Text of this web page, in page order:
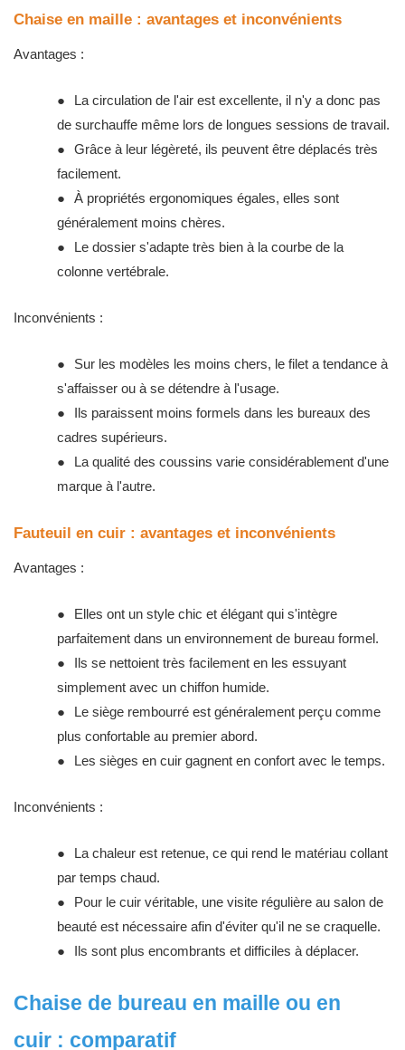
Chaise en maille : avantages et inconvénients
Avantages :
●
La circulation de l'air est excellente, il n'y a donc pas
de surchauffe même lors de longues sessions de travail.
●
Grâce à leur légèreté, ils peuvent être déplacés très
facilement.
●
À propriétés ergonomiques égales, elles sont
généralement moins chères.
●
Le dossier s'adapte très bien à la courbe de la
colonne vertébrale.
Inconvénients :
●
Sur les modèles les moins chers, le filet a tendance à
s'affaisser ou à se détendre à l'usage.
●
Ils paraissent moins formels dans les bureaux des
cadres supérieurs.
●
La qualité des coussins varie considérablement d'une
marque à l'autre.
Fauteuil en cuir : avantages et inconvénients
Avantages :
●
Elles ont un style chic et élégant qui s'intègre
parfaitement dans un environnement de bureau formel.
●
Ils se nettoient très facilement en les essuyant
simplement avec un chiffon humide.
●
Le siège rembourré est généralement perçu comme
plus confortable au premier abord.
●
Les sièges en cuir gagnent en confort avec le temps.
Inconvénients :
●
La chaleur est retenue, ce qui rend le matériau collant
par temps chaud.
●
Pour le cuir véritable, une visite régulière au salon de
beauté est nécessaire afin d'éviter qu'il ne se craquelle.
●
Ils sont plus encombrants et difficiles à déplacer.
Chaise de bureau en maille ou en
cuir : comparatif